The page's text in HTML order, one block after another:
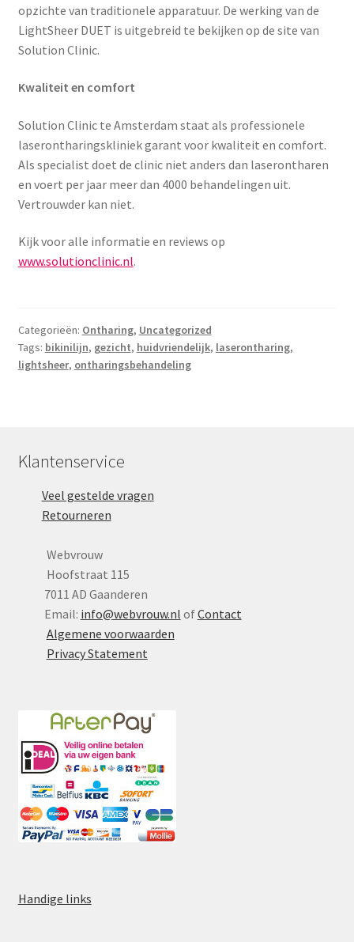
opzichte van traditionele apparatuur. De werking van de
LightSheer DUET is uitgebreid te bekijken op de site van
Solution Clinic.
Kwaliteit en comfort
Solution Clinic te Amsterdam staat als professionele
laserontharingskliniek garant voor kwaliteit en comfort.
Als specialist doet de clinic niet anders dan laserontharen
en voert per jaar meer dan 4000 behandelingen uit.
Vertrouwder kan niet.
Kijk voor alle informatie en reviews op
www.solutionclinic.nl.
Categorieën: Ontharing, Uncategorized
Tags: bikinilijn, gezicht, huidvriendelijk, laserontharing,
lightsheer, ontharingsbehandeling
Klantenservice
Veel gestelde vragen
Retourneren
Webvrouw
Hoofstraat 115
7011 AD Gaanderen
Email: info@webvrouw.nl ofContact
Algemene voorwaarden
Privacy Statement
Handige links